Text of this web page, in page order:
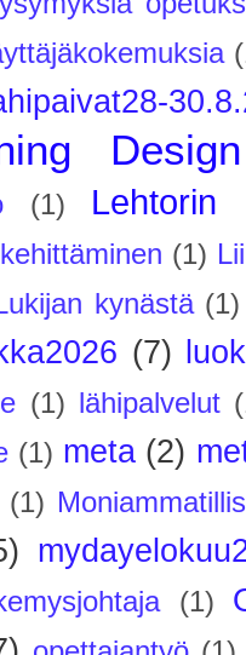
Design
(1) Lehtorin
(1)
kynästä (1)
(7)
(1) lähipalvelut
(1) meta (2)
(1)
(1)